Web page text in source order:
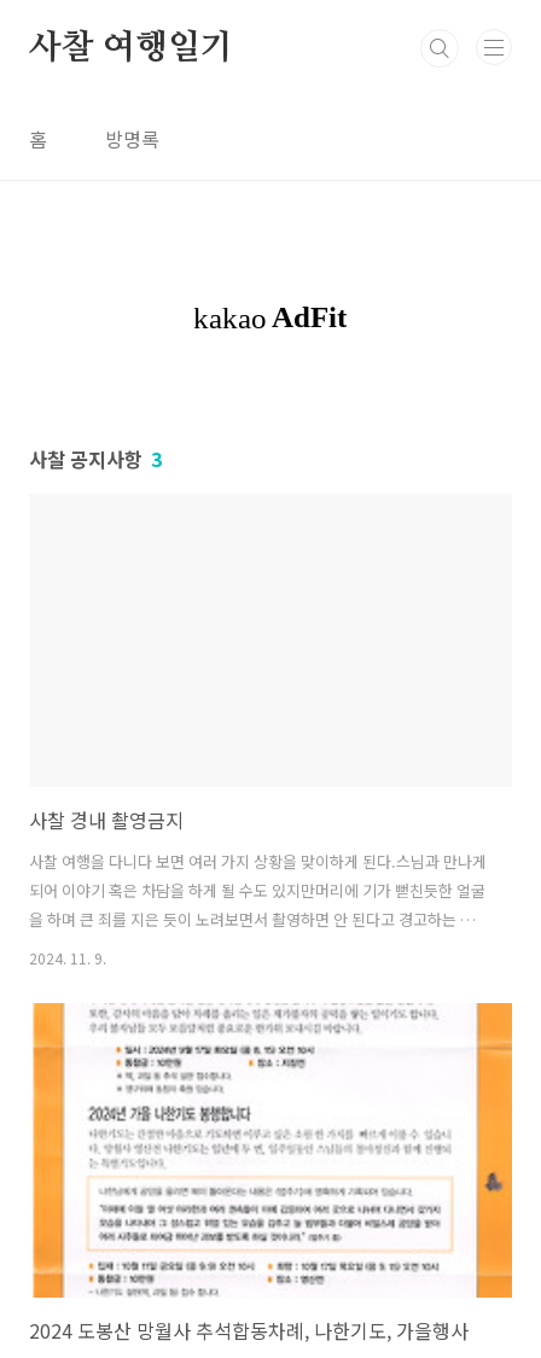
사찰 여행일기
홈 방명록
사찰 공지사항 3
사찰 경내 촬영금지
사찰 여행을 다니다 보면 여러 가지 상황을 맞이하게 된다.스님과 만나게
되어 이야기 혹은 차담을 하게 될 수도 있지만머리에 기가 뻗친듯한 얼굴
을 하며 큰 죄를 지은 듯이 노려보면서 촬영하면 안 된다고 경고하는 분
들이 있다. 촬영금지이 문구는 참 씁쓸하게 한다. 사찰을 성역화시키고
지 교주가 주인인 것인지 모르겠다. 외국인들도 오다가다 불상을 찍어가
고 이 사람 저 사람 다 사진에 열중인데 가끔 불편하신 분이 나서서 붙들
고 찍으면 안 된다고 하니 썩 유쾌하진 않다.심지어 위 문구조차도 없는
사찰이고 관계자도 아닌 모양인데도..
2024. 11. 9.
2024 도봉산 망월사 추석합동차례, 나한기도, 가을행사